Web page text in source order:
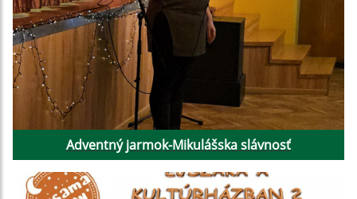
Adventný jarmok-Mikulášska slávnosť